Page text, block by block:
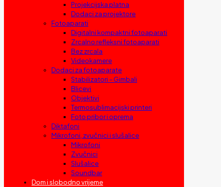
Projekcijska platna
Dodaci za projektore
Fotoaparati
Digitalni kompaktni fotoaparati
Zrcalno refleksni fotoaparati
Bez zrcala
Videokamere
Dodaci za fotoaparate
Stabilizatori – Gimbali
Blicevi
Objektivi
Termosublimacijski printeri
Foto pribor i oprema
Diktafoni
Mikrofoni, zvučnici i slušalice
Mikrofoni
Zvučnici
Slušalice
Soundbar
Dom i slobodno vrijeme